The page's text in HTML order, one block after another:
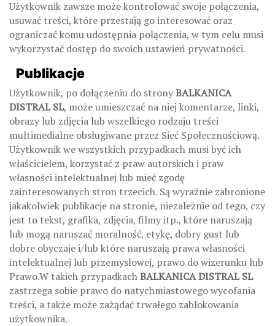
Użytkownik zawsze może kontrolować swoje połączenia,
usuwać treści, które przestają go interesować oraz
ograniczać komu udostępnia połączenia, w tym celu musi
wykorzystać dostęp do swoich ustawień prywatności.
Publikacje
Użytkownik, po dołączeniu do stronyBALKANICA
DISTRAL SL, może umieszczać na niej komentarze, linki,
obrazy lub zdjęcia lub wszelkiego rodzaju treści
multimedialne obsługiwane przez Sieć Społecznościową.
Użytkownik we wszystkich przypadkach musi być ich
właścicielem, korzystać z praw autorskich i praw
własności intelektualnej lub mieć zgodę
zainteresowanych stron trzecich. Są wyraźnie zabronione
jakakolwiek publikacje na stronie, niezależnie od tego, czy
jest to tekst, grafika, zdjęcia, filmy itp., które naruszają
lub mogą naruszać moralność, etykę, dobry gust lub
dobre obyczaje i/lub które naruszają prawa własności
intelektualnej lub przemysłowej, prawo do wizerunku lub
Prawo.W takich przypadkachBALKANICA DISTRAL SL
zastrzega sobie prawo do natychmiastowego wycofania
treści, a także może zażądać trwałego zablokowania
użytkownika.